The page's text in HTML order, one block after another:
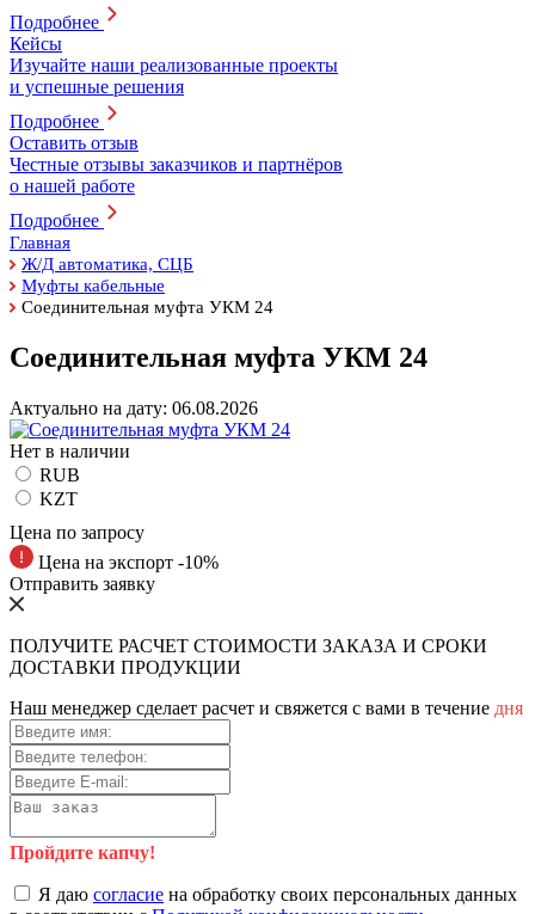
Подробнее
Кейсы
Изучайте наши реализованные проекты
и успешные решения
Подробнее
Оставить отзыв
Честные отзывы заказчиков и партнёров
о нашей работе
Подробнее
Главная
Ж/Д автоматика, СЦБ
Муфты кабельные
Соединительная муфта УКМ 24
Соединительная муфта УКМ 24
Актуально на дату: 06.08.2026
Нет в наличии
RUB
KZT
Цена по запросу
Цена на экспорт -10%
Отправить заявку
ПОЛУЧИТЕ РАСЧЕТ СТОИМОСТИ ЗАКАЗА И СРОКИ
ДОСТАВКИ ПРОДУКЦИИ
Наш менеджер сделает расчет и свяжется с вами в течение дня
Пройдите капчу!
Я даю согласие на обработку своих персональных данных